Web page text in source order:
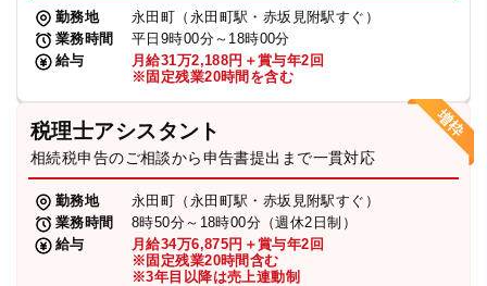
勤務地
永田町（永田町駅・赤坂見附駅すぐ）
業務時間
平日9時00分～18時00分
給与
月給31万2,188円＋賞与年2回
※固定残業20時間を含む
税理士アシスタント
相続税申告のご相談から申告書提出まで一貫対応
勤務地
永田町（永田町駅・赤坂見附駅すぐ）
業務時間
8時50分～18時00分（週休2日制）
給与
月給34万6,875円＋賞与年2回
※固定残業20時間含む
※3年目以降は売上連動制